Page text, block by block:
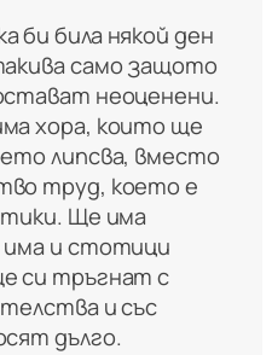
би била някой ден
само защото
неоценени.
хора, които ще
липсва, вместо
труд, което е
Ще има
и стотици
си тръгнат с
и със
дълго.